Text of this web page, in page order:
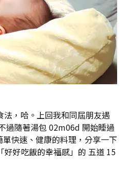
，哈。上回我和同屆朋友遇
過隨著湯包 02m06d 開始睡過
快速、健康的料理，分享一下
好吃飯的幸福感」的 五道 15